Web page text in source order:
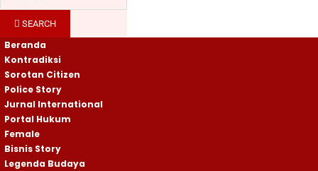
SEARCH
Beranda
Kontradiksi
Sorotan Citizen
Police Story
Jurnal International
Portal Hukum
Female
Bisnis Story
Legenda Budaya